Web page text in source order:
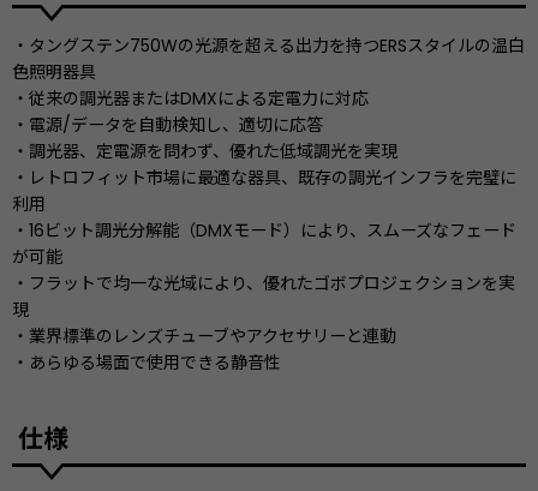
・タングステン750Wの光源を超える出力を持つERSスタイルの温白
色照明器具
・従来の調光器またはDMXによる定電力に対応
・電源/データを自動検知し、適切に応答
・調光器、定電源を問わず、優れた低域調光を実現
・レトロフィット市場に最適な器具、既存の調光インフラを完璧に
利用
・16ビット調光分解能（DMXモード）により、スムーズなフェード
が可能
・フラットで均一な光域により、優れたゴボプロジェクションを実
現
・業界標準のレンズチューブやアクセサリーと連動
・あらゆる場面で使用できる静音性
仕様